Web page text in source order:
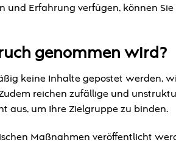
und Erfahrung verfügen, können Sie
genommen wird?
keine Inhalte gepostet werden,
reichen zufällige und
aus, um Ihre Zielgruppe zu binden.
Maßnahmen veröffentlicht